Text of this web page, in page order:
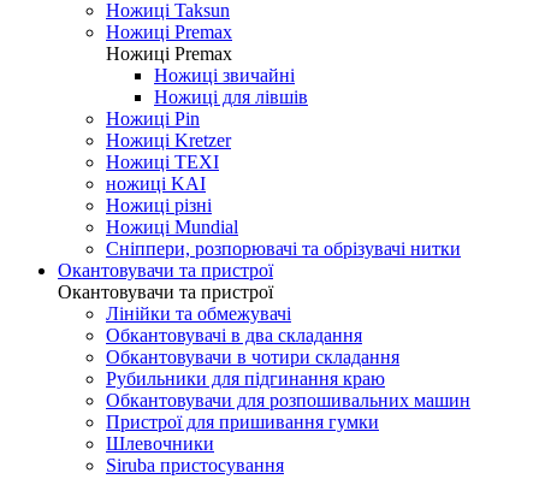
Ножиці Taksun
Ножиці Premax
Ножиці Premax
Ножиці звичайні
Ножиці для лівшів
Ножиці Pin
Ножиці Kretzer
Ножиці TEXI
ножиці KAI
Ножиці різні
Ножиці Mundial
Сніппери, розпорювачі та обрізувачі нитки
Окантовувачи та пристрої
Окантовувачи та пристрої
Лінійки та обмежувачі
Обкантовувачі в два складання
Обкантовувачи в чотири складання
Рубильники для підгинання краю
Обкантовувачи для розпошивальних машин
Пристрої для пришивання гумки
Шлевочники
Siruba пристосування